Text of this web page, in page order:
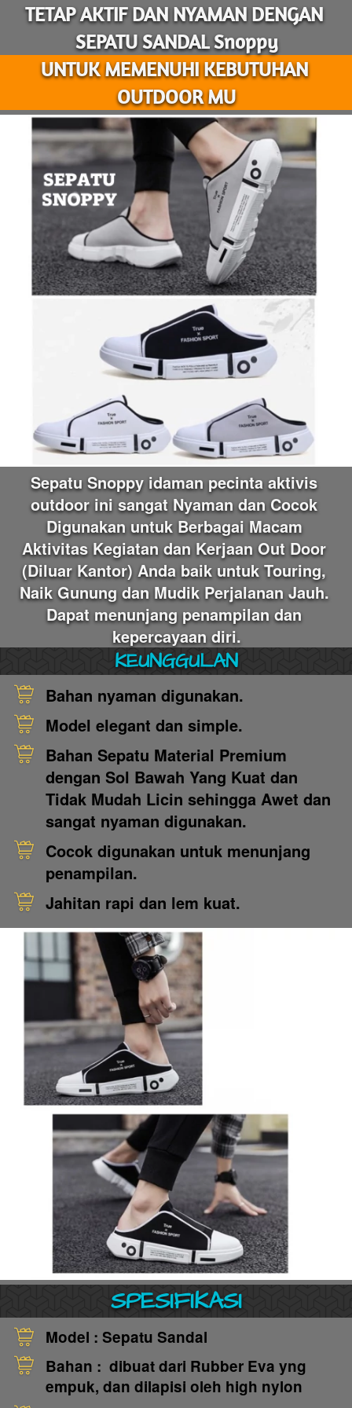
TETAP AKTIF DAN NYAMAN DENGAN
SEPATU SANDAL Snoppy
UNTUK MEMENUHI KEBUTUHAN
OUTDOOR MU
Sepatu Snoppy idaman pecinta aktivis
outdoor ini sangat Nyaman dan Cocok
Digunakan untuk Berbagai Macam
Aktivitas Kegiatan dan Kerjaan Out Door
(Diluar Kantor) Anda baik untuk Touring,
Naik Gunung dan Mudik Perjalanan Jauh.
Dapat menunjang penampilan dan
kepercayaan diri.
KEUNGGULAN
Bahan nyaman digunakan.
Model elegant dan simple.
Bahan Sepatu Material Premium
dengan Sol Bawah Yang Kuat dan
Tidak Mudah Licin sehingga Awet dan
sangat nyaman digunakan.
Cocok digunakan untuk menunjang
penampilan.
Jahitan rapi dan lem kuat.
SPESIFIKASI
Model : Sepatu Sandal
Bahan : dibuat dari Rubber Eva yng
empuk, dan dilapisi oleh high nylon